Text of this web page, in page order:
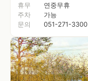
휴무
연중무휴
주차
가능
문의
051-271-3300